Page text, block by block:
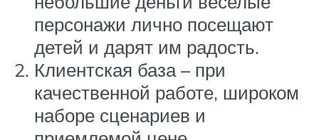
персонажи лично посещают
детей и дарят им радость.
Клиентская база – при
качественной работе, широком
наборе сценариев и